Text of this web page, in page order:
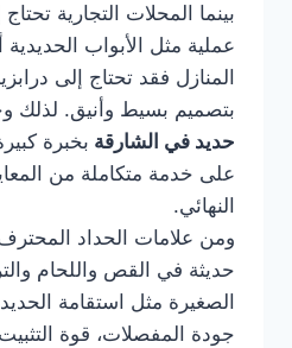
بينما المحلات التجارية
عملية مثل الأبواب الحديدية
المنازل فقد تحتاج إلى
بتصميم بسيط وأنيق. لذلك
حديد في الشارقة بخبرة
على خدمة متكاملة من
النهائي.
ومن علامات الحداد
حديثة في القص واللحام
الصغيرة مثل استقامة
جودة المفصلات، قوة